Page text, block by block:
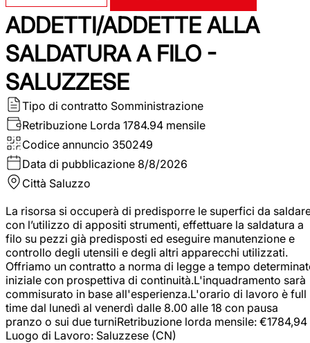
ADDETTI/ADDETTE ALLA
SALDATURA A FILO -
SALUZZESE
Tipo di contratto Somministrazione
Retribuzione Lorda 1784.94 mensile
Codice annuncio 350249
Data di pubblicazione 8/8/2026
Città Saluzzo
La risorsa si occuperà di predisporre le superfici da
con l’utilizzo di appositi strumenti, effettuare la saldatura a
filo su pezzi già predisposti ed eseguire manutenzione e
controllo degli utensili e degli altri apparecchi utilizzati.
Offriamo un contratto a norma di legge a tempo
iniziale con prospettiva di continuità.L'inquadramento sarà
commisurato in base all'esperienza.L'orario di lavoro è full
time dal lunedì al venerdì dalle 8.00 alle 18 con pausa
pranzo o sui due turniRetribuzione lorda mensile: €1784,94
Luogo di Lavoro: Saluzzese (CN)